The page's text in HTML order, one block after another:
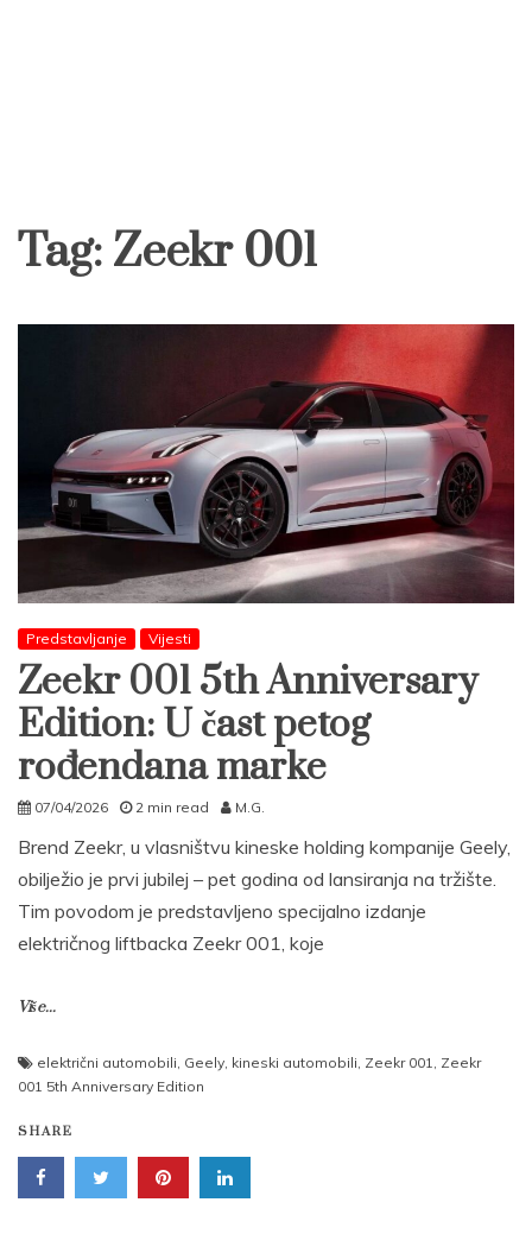
Tag: Zeekr 001
Predstavljanje Vijesti
Zeekr 001 5th Anniversary
Edition: U čast petog
rođendana marke
07/04/2026 2 min read M.G.
Brend Zeekr, u vlasništvu kineske holding kompanije Geely,
obilježio je prvi jubilej – pet godina od lansiranja na tržište.
Tim povodom je predstavljeno specijalno izdanje
električnog liftbacka Zeekr 001, koje
Više...
električni automobili, Geely, kineski automobili, Zeekr 001, Zeekr
001 5th Anniversary Edition
SHARE